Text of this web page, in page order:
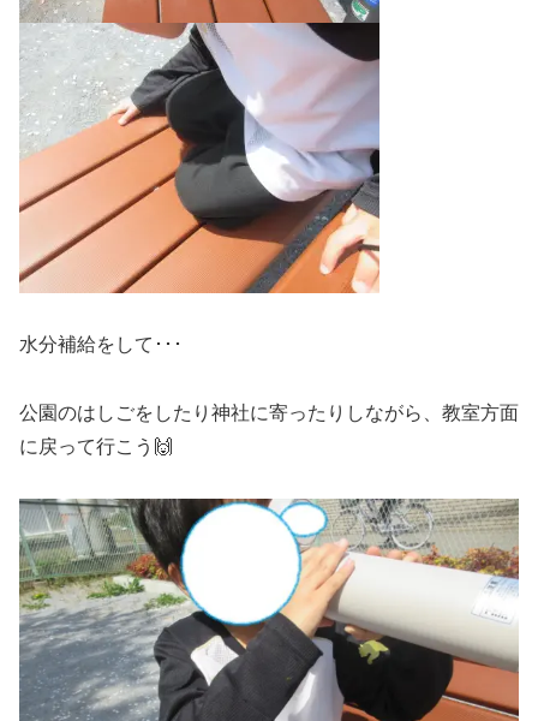
水分補給をして･･･
公園のはしごをしたり神社に寄ったりしながら、教室方面
に戻って行こう🙌